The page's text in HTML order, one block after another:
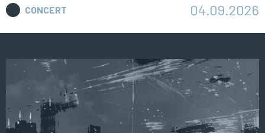
CONCERT 04.09.2026